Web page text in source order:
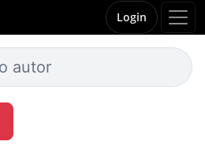
Login